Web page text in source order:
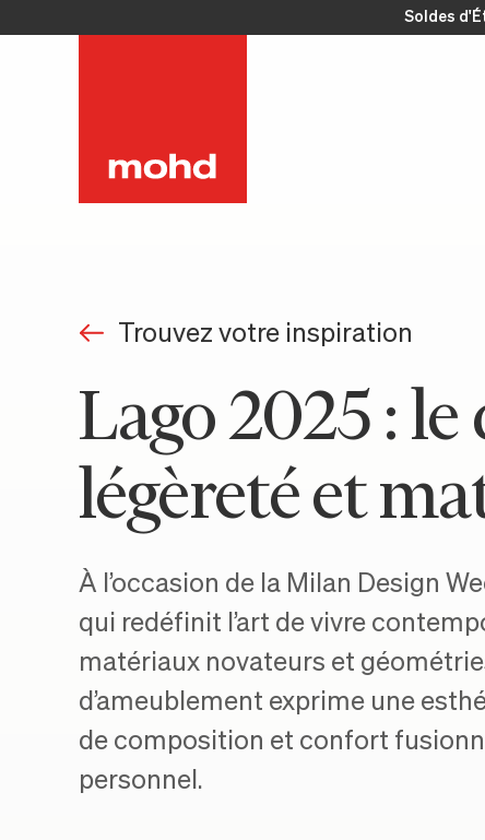
Soldes
Trouvez votre inspiration
Lago 2025 :
légèreté et
À l’occasion de la Milan Design
qui redéfinit l’art de vivre
matériaux novateurs et
d’ameublement exprime une
de composition et confort
personnel.